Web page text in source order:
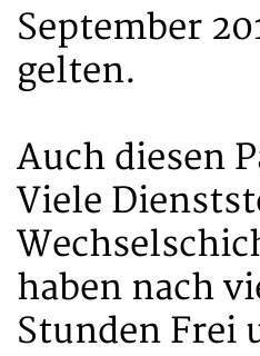
September
gelten.
Auch diesen
Viele
haben nach
Stunden Frei